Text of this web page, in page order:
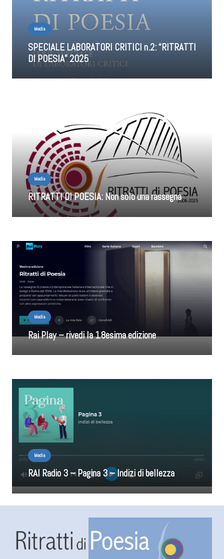
Media
SPECIALE LABORATORI CRITICI n.2: “RITRATTI
DI POESIA” 2025
Media
RITRATTI DI POESIA: Non solo una rassegna
Media
Rai Play – rivedi la 18esima edizione
Media
RAI Radio 3 – Pagina 3 – Indizi di bellezza